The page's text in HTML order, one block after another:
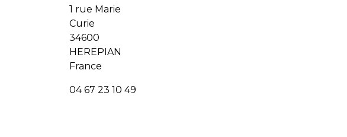
1 rue Marie
Curie
34600
HEREPIAN
France
04 67 23 10 49